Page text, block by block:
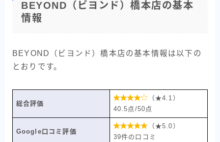
BEYOND（ビヨンド）橋本店の基本
情報
BEYOND（ビヨンド）橋本店の基本情報は以下の
とおりです。
総合評価

（★4.1）
40.5点/50点
Google口コミ評価

（★5.0）
39件の口コミ